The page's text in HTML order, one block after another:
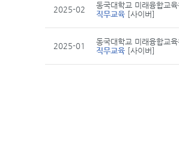
2025-02
동국대학교 미래융합교
직무교육 [사이버]
2025-01
동국대학교 미래융합교
직무교육 [사이버]